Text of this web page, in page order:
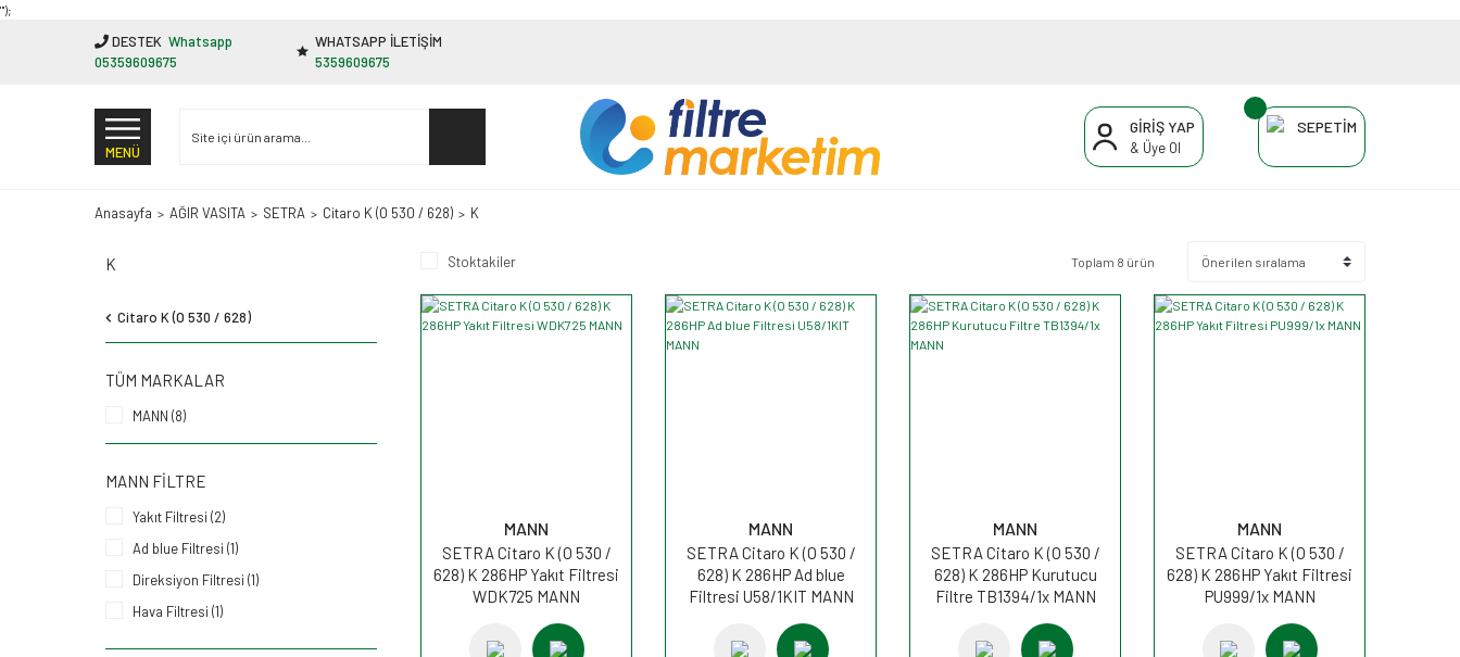
"');
DESTEK Whatsapp
05359609675
WHATSAPP İLETİŞİM
5359609675
MENÜ
GİRİŞ YAP
& Üye Ol
SEPETİM
Anasayfa AĞIR VASITA SETRA Citaro K (O 530 / 628) K
K
Citaro K (O 530 / 628)
TÜM MARKALAR
MANN (8)
MANN FILTRE
Yakıt Filtresi (2)
Ad blue Filtresi (1)
Direksiyon Filtresi (1)
Hava Filtresi (1)
Stoktakiler Toplam 8 ürün
MANN
SETRA Citaro K (O 530 /
628) K 286HP Yakıt Filtresi
WDK725 MANN
MANN
SETRA Citaro K (O 530 /
628) K 286HP Ad blue
Filtresi U58/1KIT MANN
MANN
SETRA Citaro K (O 530 /
628) K 286HP Kurutucu
Filtre TB1394/1x MANN
MANN
SETRA Citaro K (O 530 /
628) K 286HP Yakıt Filtresi
PU999/1x MANN